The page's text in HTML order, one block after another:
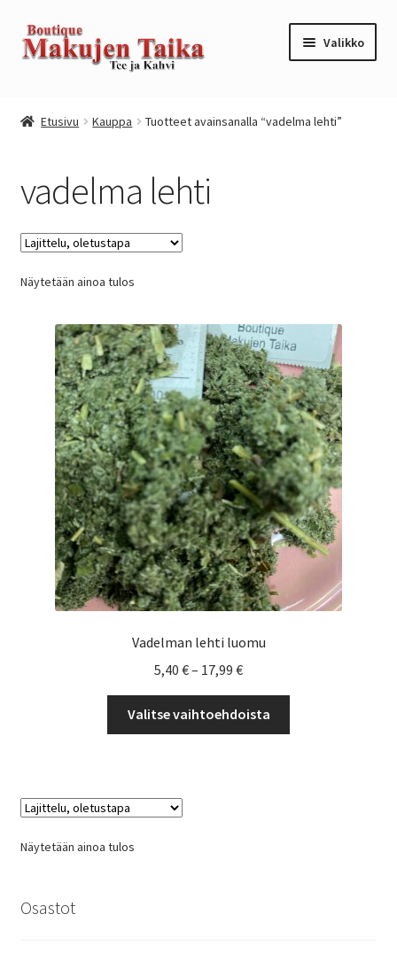
Siirry
navigointiin
Siirry
sisältöön
Valikko
Kassa
Kauppa
Oma tili
Ostoskori
Tilaus- ja sopimusehdot
Yrityksille
Etusivu Kauppa Tuotteet avainsanalla “vadelma lehti”
vadelma lehti
Näytetään ainoa tulos
Vadelman lehti luomu
5,40 €– 17,99 €Hintaluokka:
-
17,99 €
Valitse vaihtoehdoista
Näytetään ainoa tulos
Osastot